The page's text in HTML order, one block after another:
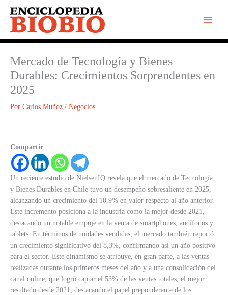
contenido
Mercado de Tecnología y Bienes
Durables: Crecimientos Sorprendentes en
2025
Por Carlos Muñoz / Negocios
Compartir
Un reciente estudio de NielsenIQ revela que el mercado de Tecnología
y Bienes Durables en Chile tuvo un desempeño sobresaliente en 2025,
alcanzando un crecimiento del 10,9% en valor respecto al año anterior.
Este incremento posiciona a la industria como la mejor desde 2021,
destacando un notable empuje en la venta de smartphones, audífonos y
tablets. En términos de unidades vendidas, el mercado también reportó
un crecimiento significativo del 8,3%, confirmando así un año positivo
para el sector. Este dinamismo se atribuye, en gran parte, a las ventas
realizadas durante los primeros meses del año y a una consolidación del
canal online, que logró captar el 53% de las ventas totales, el mejor
resultado desde 2021, destacando el papel preponderante de los